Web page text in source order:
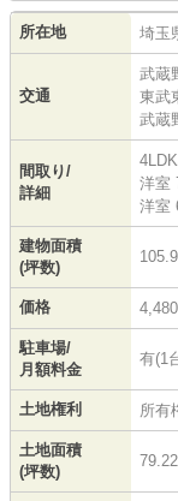
所在地 埼玉
交通
武蔵
東武
武蔵
間取り/
詳細
洋室
洋室
建物面積
(坪数)
価格
駐車場/
月額料金
有(1
土地権利 所有
土地面積
(坪数)